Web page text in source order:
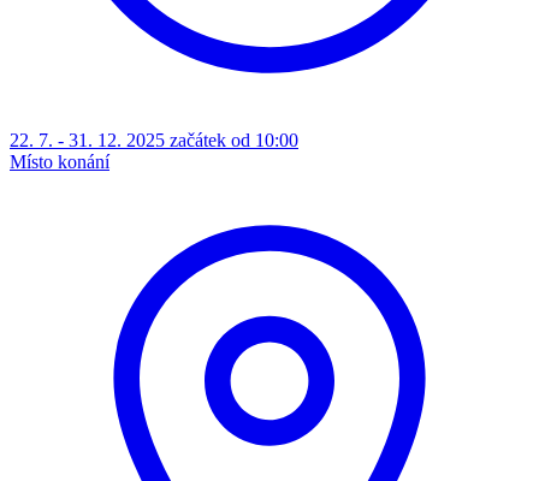
22. 7. - 31. 12. 2025 začátek od 10:00
Místo konání